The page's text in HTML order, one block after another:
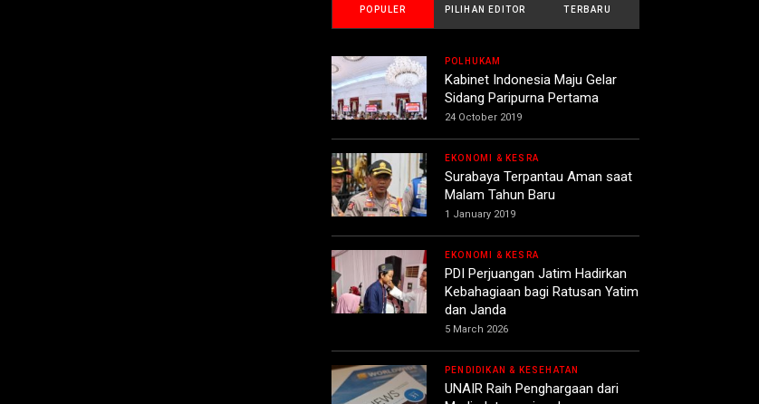
POPULER PILIHAN EDITOR TERBARU
POLHUKAM
Kabinet Indonesia Maju Gelar
Sidang Paripurna Pertama
24 October 2019
EKONOMI & KESRA
Surabaya Terpantau Aman saat
Malam Tahun Baru
1 January 2019
EKONOMI & KESRA
PDI Perjuangan Jatim Hadirkan
Kebahagiaan bagi Ratusan Yatim
dan Janda
5 March 2026
PENDIDIKAN & KESEHATAN
UNAIR Raih Penghargaan dari